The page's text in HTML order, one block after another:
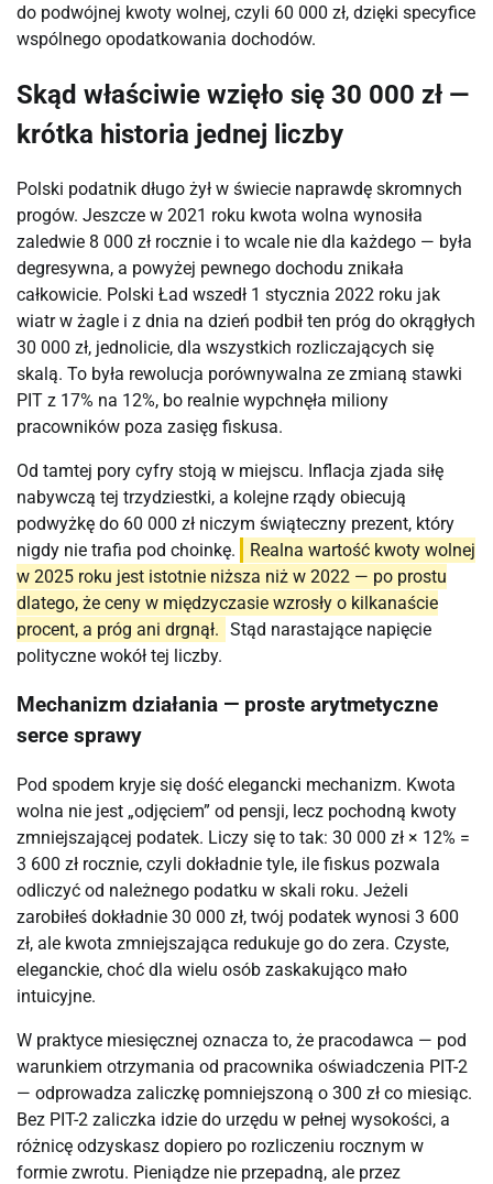
do podwójnej kwoty wolnej, czyli 60 000 zł, dzięki specyfice
wspólnego opodatkowania dochodów.
Skąd właściwie wzięło się 30 000 zł —
krótka historia jednej liczby
Polski podatnik długo żył w świecie naprawdę skromnych
progów. Jeszcze w 2021 roku kwota wolna wynosiła
zaledwie 8 000 zł rocznie i to wcale nie dla każdego — była
degresywna, a powyżej pewnego dochodu znikała
całkowicie. Polski Ład wszedł 1 stycznia 2022 roku jak
wiatr w żagle i z dnia na dzień podbił ten próg do okrągłych
30 000 zł, jednolicie, dla wszystkich rozliczających się
skalą. To była rewolucja porównywalna ze zmianą stawki
PIT z 17% na 12%, bo realnie wypchnęła miliony
pracowników poza zasięg fiskusa.
Od tamtej pory cyfry stoją w miejscu. Inflacja zjada siłę
nabywczą tej trzydziestki, a kolejne rządy obiecują
podwyżkę do 60 000 zł niczym świąteczny prezent, który
nigdy nie trafia pod choinkę.
Realna wartość kwoty wolnej
w 2025 roku jest istotnie niższa niż w 2022 — po prostu
dlatego, że ceny w międzyczasie wzrosły o kilkanaście
procent, a próg ani drgnął. Stąd narastające napięcie
polityczne wokół tej liczby.
Mechanizm działania — proste arytmetyczne
serce sprawy
Pod spodem kryje się dość elegancki mechanizm. Kwota
wolna nie jest „odjęciem” od pensji, lecz pochodną kwoty
zmniejszającej podatek. Liczy się to tak: 30 000 zł × 12% =
3 600 zł rocznie, czyli dokładnie tyle, ile fiskus pozwala
odliczyć od należnego podatku w skali roku. Jeżeli
zarobiłeś dokładnie 30 000 zł, twój podatek wynosi 3 600
zł, ale kwota zmniejszająca redukuje go do zera. Czyste,
eleganckie, choć dla wielu osób zaskakująco mało
intuicyjne.
W praktyce miesięcznej oznacza to, że pracodawca — pod
warunkiem otrzymania od pracownika oświadczenia PIT-2
— odprowadza zaliczkę pomniejszoną o 300 zł co miesiąc.
Bez PIT-2 zaliczka idzie do urzędu w pełnej wysokości, a
różnicę odzyskasz dopiero po rozliczeniu rocznym w
formie zwrotu. Pieniądze nie przepadną, ale przez